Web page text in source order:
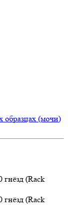
образцах (мочи)
(Rack
(Rack